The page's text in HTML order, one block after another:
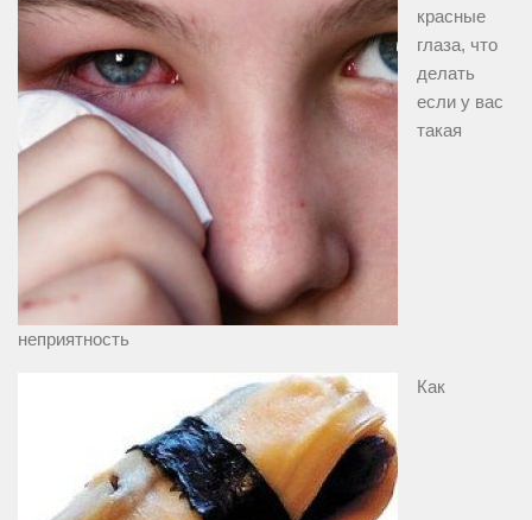
красные
глаза, что
делать
если у вас
такая
неприятность
Как